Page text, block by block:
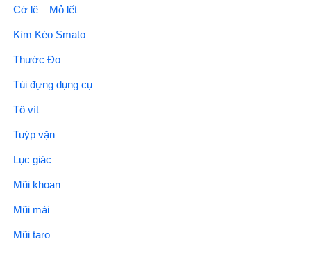
Cờ lê – Mỏ lết
Kìm Kéo Smato
Thước Đo
Túi đựng dụng cụ
Tô vít
Tuýp vặn
Lục giác
Mũi khoan
Mũi mài
Mũi taro